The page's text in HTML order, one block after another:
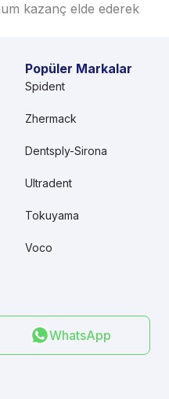
kazanç elde ederek
Popüler Markalar
Spident
Zhermack
Dentsply-Sirona
Ultradent
Tokuyama
Voco
WhatsApp